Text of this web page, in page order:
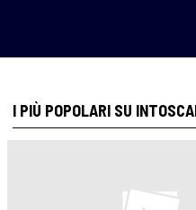
I PIÙ POPOLARI SU